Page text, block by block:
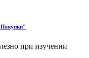
Покупки"
при изучении